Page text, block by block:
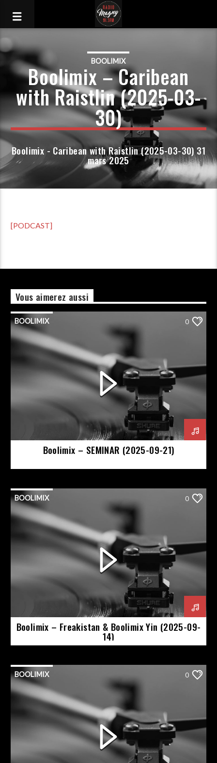
BOOLIMIX
Boolimix – Caribean
with Raistlin (2025-03-
30)
Boolimix - Caribean with Raistlin (2025-03-30) 31
mars 2025
[PODCAST]
Vous aimerez aussi
BOOLIMIX 0
Boolimix – SEMINAR (2025-09-21)
BOOLIMIX 0
Boolimix – Freakistan & Boolimix Yin (2025-09-
14)
BOOLIMIX 0